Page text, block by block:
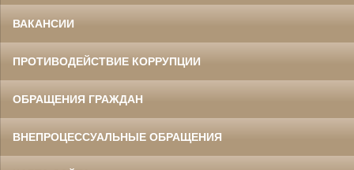
ВАКАНСИИ
ПРОТИВОДЕЙСТВИЕ КОРРУПЦИИ
ОБРАЩЕНИЯ ГРАЖДАН
ВНЕПРОЦЕССУАЛЬНЫЕ ОБРАЩЕНИЯ